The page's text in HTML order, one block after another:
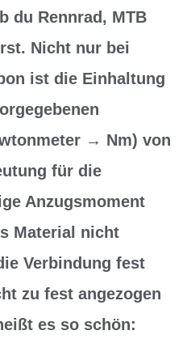
du Rennrad, MTB
Nicht nur bei
ist die Einhaltung
→ Nm) von
für die
Anzugsmoment
Material nicht
Verbindung fest
zu fest angezogen
es so schön: